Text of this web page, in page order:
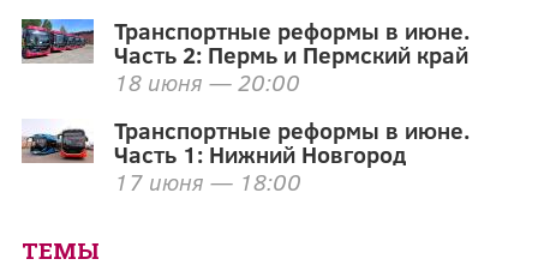
Транспортные реформы в июне.
Часть 2: Пермь и Пермский край
18 июня — 20:00
Транспортные реформы в июне.
Часть 1: Нижний Новгород
17 июня — 18:00
ТЕМЫ